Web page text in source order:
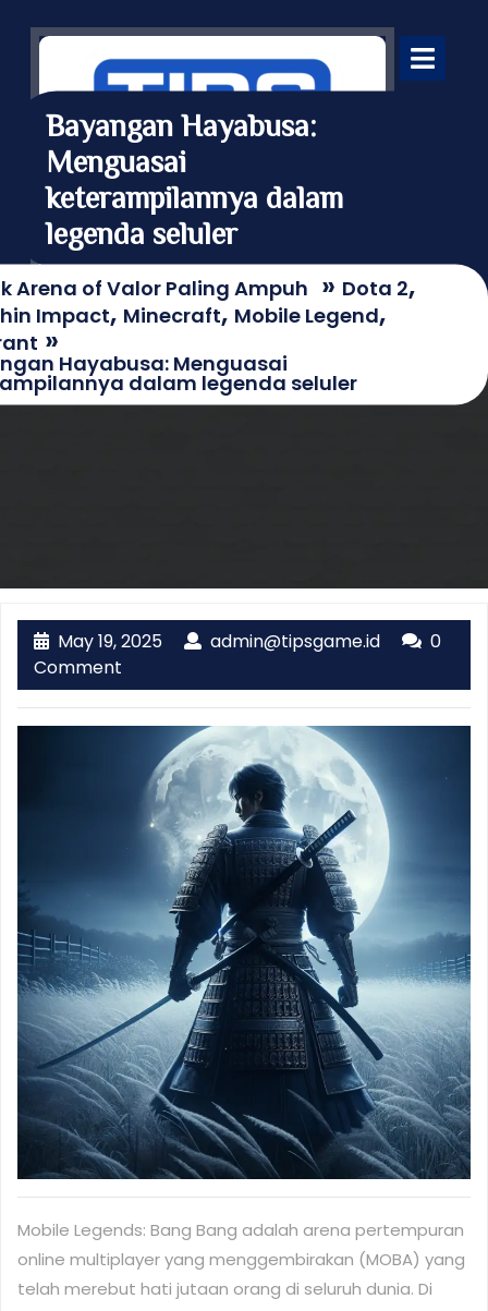
Teknik Arena of Valor Paling
Ampuh
Teknik Arena of Valor Paling Ampuh ini bisa
bantu kamu naik level lebih cepat. Dari setting
optimal hingga strategi bertarung, semua
dibahas tuntas dan jelas.
Bayangan Hayabusa:
Menguasai
keterampilannya dalam
legenda seluler
Arena of Valor Paling Ampuh » Dota 2,
Impact, Minecraft, Mobile Legend,
»
Hayabusa: Menguasai
dalam legenda seluler
May 19, 2025May
2025
admin@tipsgame.id
0
Comment
Mobile Legends: Bang Bang adalah arena pertempuran
online multiplayer yang menggembirakan (MOBA) yang
telah merebut hati jutaan orang di seluruh dunia. Di